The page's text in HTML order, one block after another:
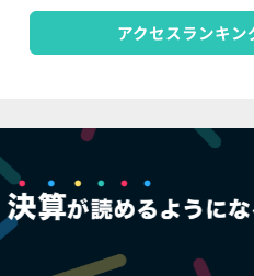
アクセスランキン